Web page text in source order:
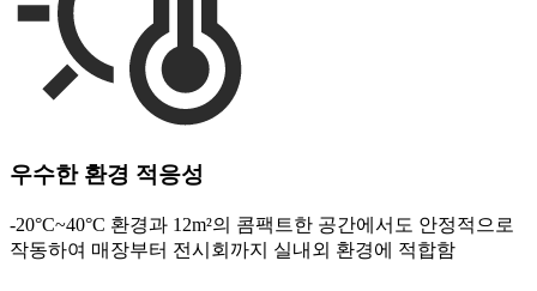
우수한 환경 적응성
-20°C~40°C 환경과 12m²의 콤팩트한 공간에서도 안정적으로
작동하여 매장부터 전시회까지 실내외 환경에 적합함